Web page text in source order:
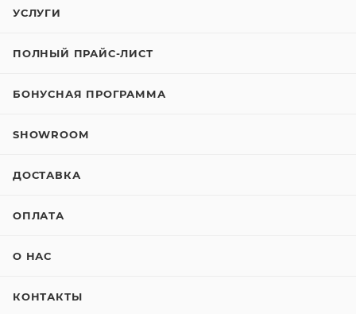
УСЛУГИ
ПОЛНЫЙ ПРАЙС-ЛИСТ
БОНУСНАЯ ПРОГРАММА
SHOWROOM
ДОСТАВКА
ОПЛАТА
О НАС
КОНТАКТЫ